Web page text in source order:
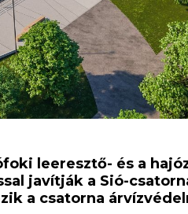
leeresztő- és a
javítják a Sió-
a csatorna